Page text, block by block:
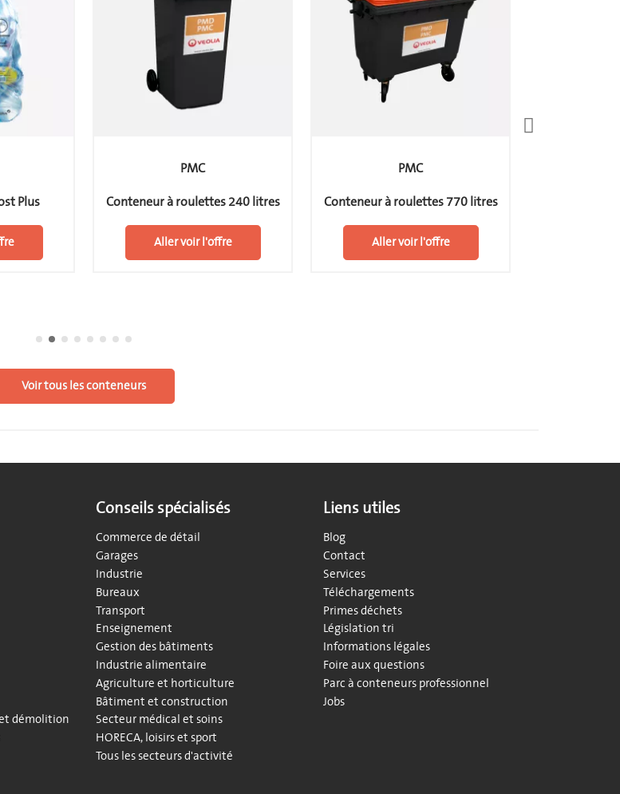
Plus
PMC
Conteneur à roulettes 240 litres
Aller voir l'offre
PMC
Conteneur à roulettes 770 litres
Aller voir l'offre
Voir tous les conteneurs
démolition
Conseils spécialisés
Commerce de détail
Garages
Industrie
Bureaux
Transport
Enseignement
Gestion des bâtiments
Industrie alimentaire
Agriculture et horticulture
Bâtiment et construction
Secteur médical et soins
HORECA, loisirs et sport
Tous les secteurs d'activité
Liens utiles
Blog
Contact
Services
Téléchargements
Primes déchets
Législation tri
Informations légales
Foire aux questions
Parc à conteneurs professionnel
Jobs